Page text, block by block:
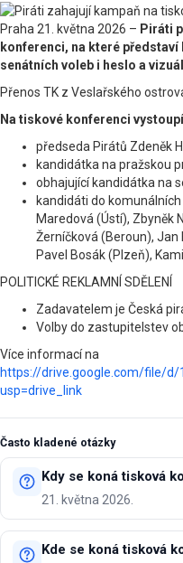
Praha 21. května 2026 – Piráti
konferenci, na které
senátních voleb i heslo a
Přenos TK z Veslařského
Na tiskové konferenci
předseda Pirátů Zdeněk
kandidátka na pražskou
obhajující kandidátka na
kandidáti do
Maredová (Ústí), Zbyněk
Žerníčková (Beroun), Jan
Pavel Bosák (Plzeň),
POLITICKÉ REKLAMNÍ SDĚLENÍ
Zadavatelem je Česká
Volby do zastupitelstev
Více informací na
https://drive.google.com/file/d/
usp=drive_link
Často kladené otázky
Kdy se koná tisková
21. května 2026.
Kde se koná tisková